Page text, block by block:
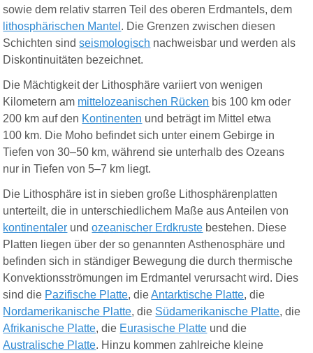
sowie dem relativ starren Teil des oberen Erdmantels, dem
lithosphärischen Mantel . Die Grenzen zwischen diesen
Schichten sindseismologisch nachweisbar und werden als
Diskontinuitäten bezeichnet.
Die Mächtigkeit der Lithosphäre variiert von wenigen
Kilometern am mittelozeanischen Rücken bis 100 km oder
200 km auf den Kontinenten und beträgt im Mittel etwa
100 km. Die Moho befindet sich unter einem Gebirge in
Tiefen von 30–50 km, während sie unterhalb des Ozeans
nur in Tiefen von 5–7 km liegt.
Die Lithosphäre ist in sieben große Lithosphärenplatten
unterteilt, die in unterschiedlichem Maße aus Anteilen von
kontinentaler undozeanischer Erdkruste bestehen. Diese
Platten liegen über der so genannten Asthenosphäre und
befinden sich in ständiger Bewegung die durch thermische
Konvektionsströmungen im Erdmantel verursacht wird. Dies
sind die Pazifische Platte, dieAntarktische Platte, die
Nordamerikanische Platte, die Südamerikanische Platte, die
Afrikanische Platte, die Eurasische Platte und die
Australische Platte. Hinzu kommen zahlreiche kleine